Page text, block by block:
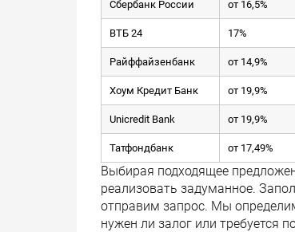
Сбербанк России от 16,5%
ВТБ 24 17%
Райффайзенбанк от 14,9%
Хоум Кредит Банк от 19,9%
Unicredit Bank от 19,9%
Татфондбанк от 17,49%
Выбирая подходящее
реализовать задуманное.
отправим запрос. Мы
нужен ли залог или требуется